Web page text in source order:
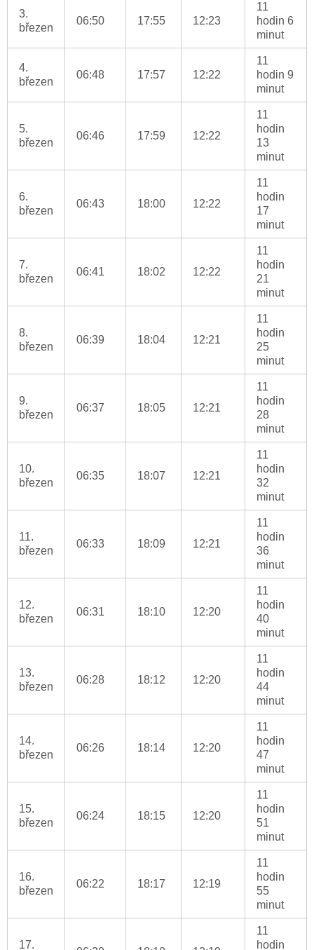
3.
březen
06:50 17:55 12:23
11
hodin 6
minut
4.
březen
06:48 17:57 12:22
11
hodin 9
minut
5.
březen
06:46 17:59 12:22
11
hodin
13
minut
6.
březen
06:43 18:00 12:22
11
hodin
17
minut
7.
březen
06:41 18:02 12:22
11
hodin
21
minut
8.
březen
06:39 18:04 12:21
11
hodin
25
minut
9.
březen
06:37 18:05 12:21
11
hodin
28
minut
10.
březen
06:35 18:07 12:21
11
hodin
32
minut
11.
březen
06:33 18:09 12:21
11
hodin
36
minut
12.
březen
06:31 18:10 12:20
11
hodin
40
minut
13.
březen
06:28 18:12 12:20
11
hodin
44
minut
14.
březen
06:26 18:14 12:20
11
hodin
47
minut
15.
březen
06:24 18:15 12:20
11
hodin
51
minut
16.
březen
06:22 18:17 12:19
11
hodin
55
minut
17.
11
hodin